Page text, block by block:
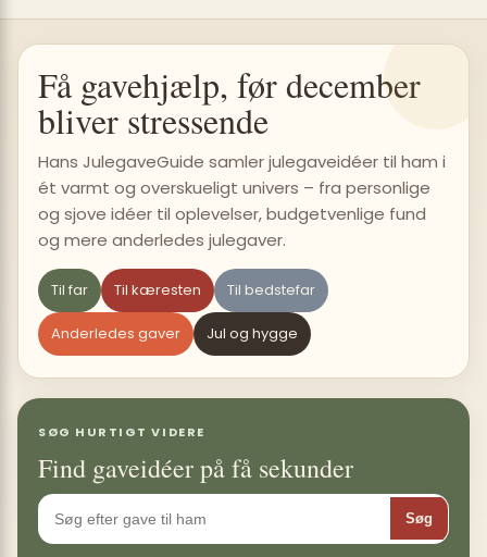
Få gavehjælp, før december
bliver stressende
Hans JulegaveGuide samler julegaveidéer til ham i
ét varmt og overskueligt univers – fra personlige
og sjove idéer til oplevelser, budgetvenlige fund
og mere anderledes julegaver.
Til far Til kæresten Til bedstefar
Anderledes gaver Jul og hygge
SØG HURTIGT VIDERE
Find gaveidéer på få sekunder
Søg